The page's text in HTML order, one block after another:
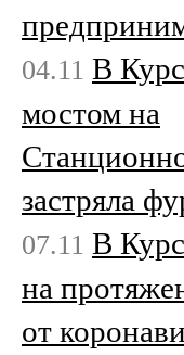
04.11 В
мостом на
застряла
07.11 В
на
от